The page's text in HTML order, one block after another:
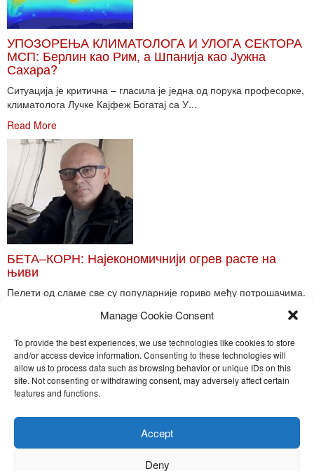
Manage Cookie Consent
To provide the best experiences, we use technologies like cookies to store
and/or access device information. Consenting to these technologies will
allow us to process data such as browsing behavior or unique IDs on this
site. Not consenting or withdrawing consent, may adversely affect certain
features and functions.
Accept
Deny
УПОЗОРЕЊА КЛИМАТОЛОГА И УЛОГА СЕКТОРА
МСП: Берлин као Рим, а Шпанија као Јужна
Сахара?
Ситуација је критична – гласила је једна од порука професорке,
климатолога Лучке Кајфеж Богатај са У...
Read More
БЕТА–КОРН: Најекономичнији огрев расте на
њиви
Пелети од сламе све су популарније гориво међу потрошачима.
Toggle
Nira Press d.o.o.
Sadržaj ovog sajta je zakonom zaštićena intelektualna svojina